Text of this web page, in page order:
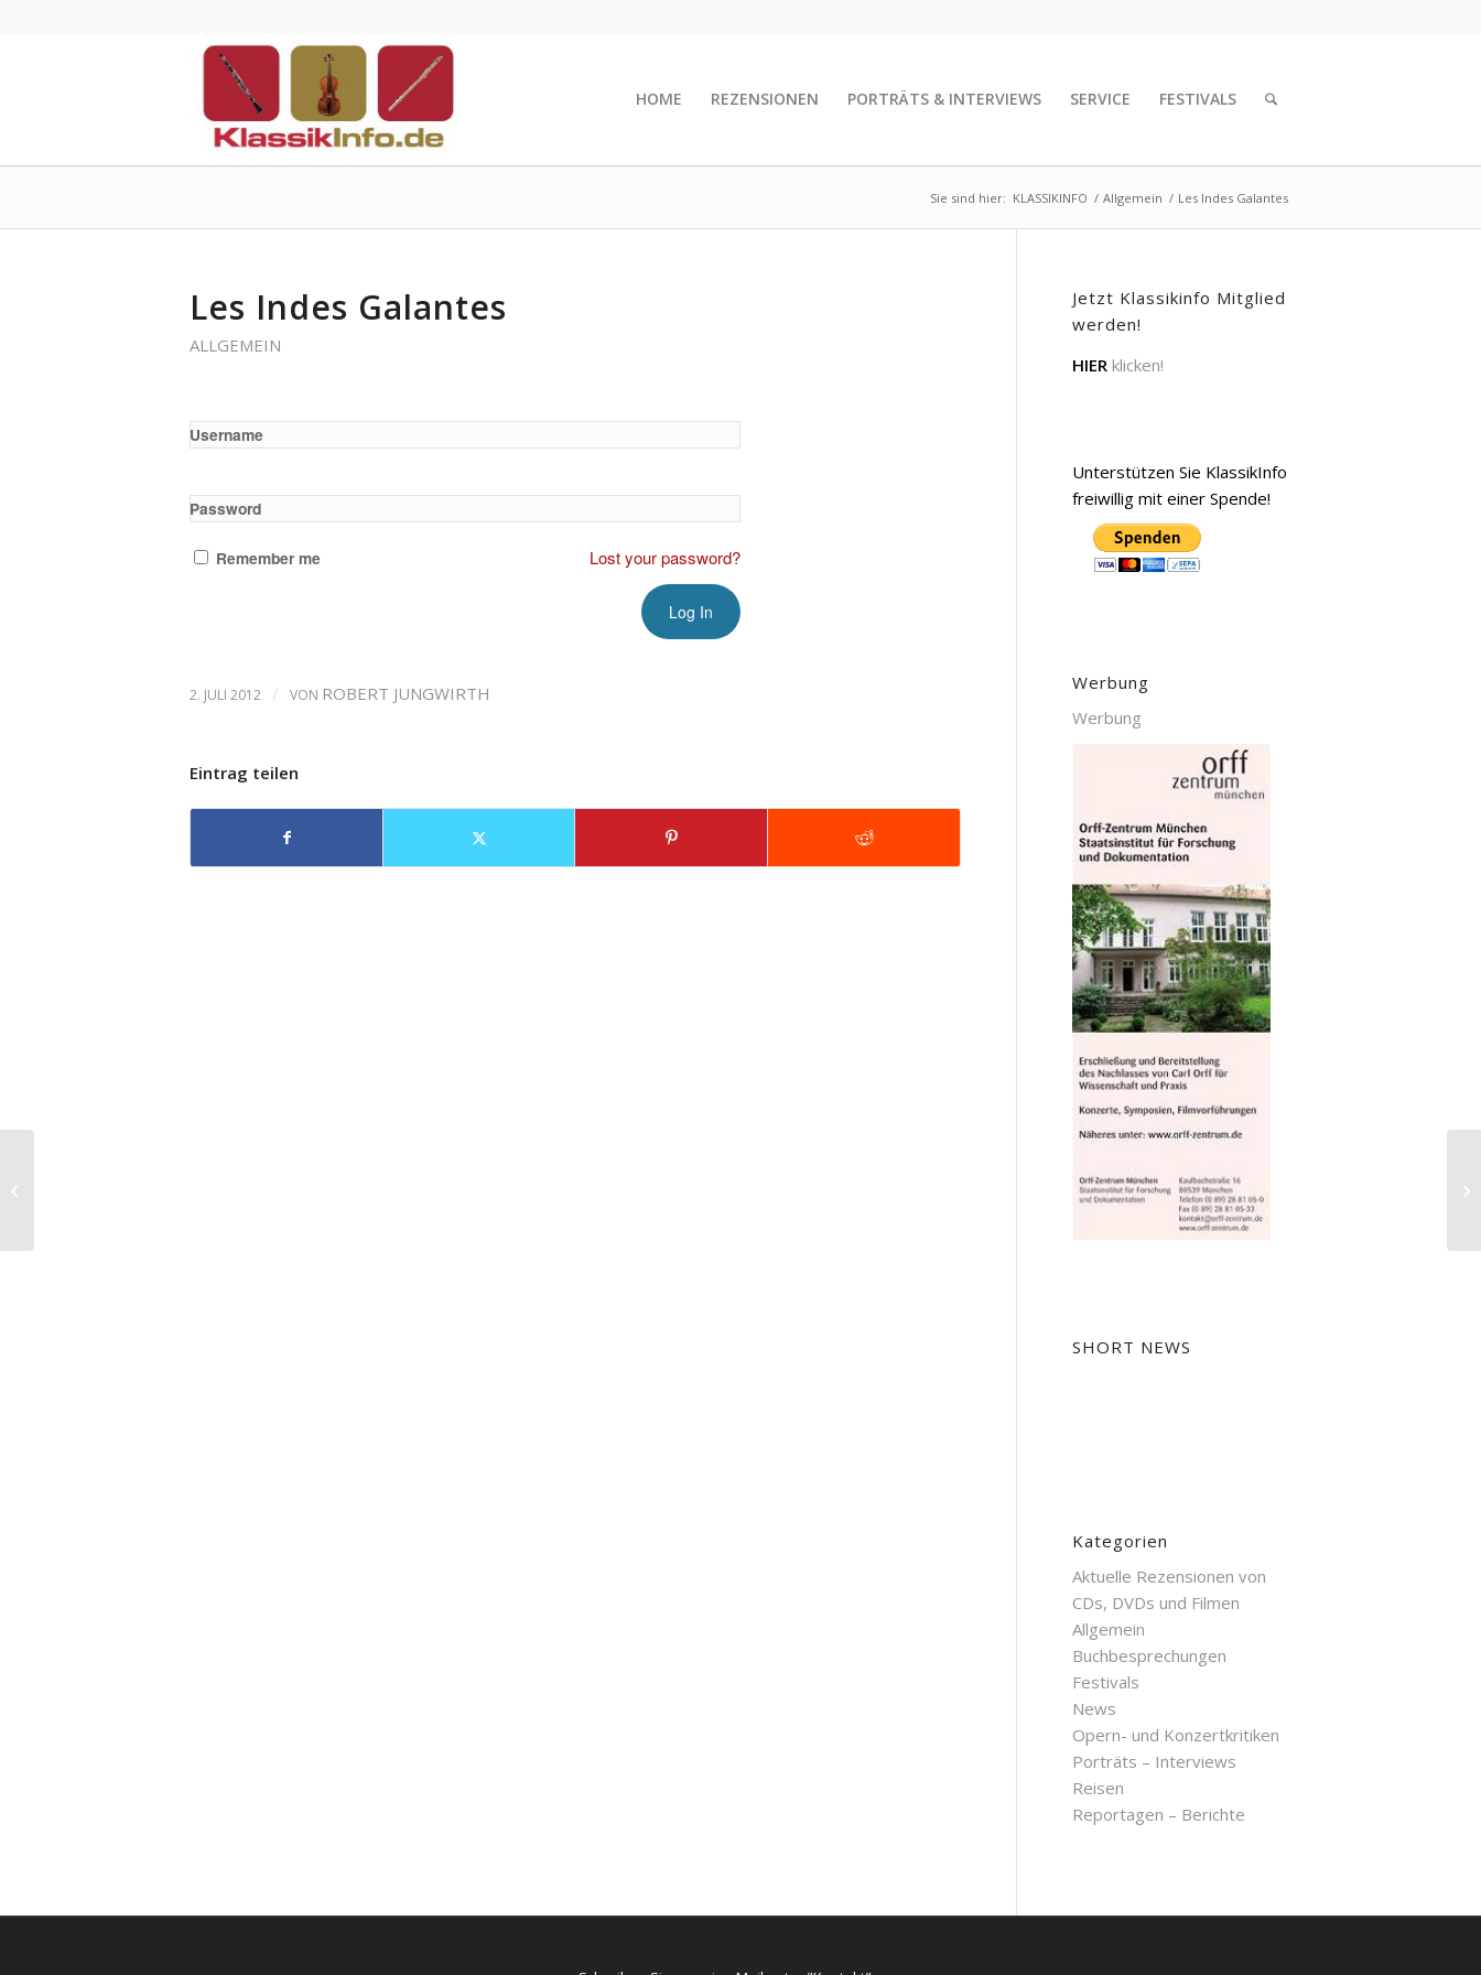
HOME REZENSIONEN PORTRÄTS & INTERVIEWS SERVICE FESTIVALS
Sie sind hier: KLASSIKINFO / Allgemein / Les Indes Galantes
Les Indes Galantes
ALLGEMEIN
Username
Password
Remember me Lost your password?
2. JULI 2012 / VON ROBERT JUNGWIRTH
Eintrag teilen
Jetzt Klassikinfo Mitglied
werden!
HIER klicken!
Unterstützen Sie KlassikInfo
freiwillig mit einer Spende!
Werbung
Werbung
SHORT NEWS
Kategorien
Aktuelle Rezensionen von
CDs, DVDs und Filmen
Allgemein
Buchbesprechungen
Festivals
News
Opern- und Konzertkritiken
Porträts – Interviews
Reisen
Reportagen – Berichte